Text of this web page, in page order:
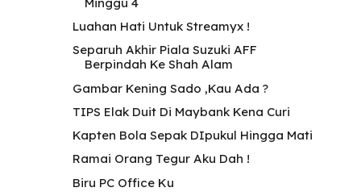
Luahan Hati Untuk Streamyx !
Separuh Akhir Piala Suzuki AFF
Berpindah Ke Shah Alam
Gambar Kening Sado ,Kau Ada ?
TIPS Elak Duit Di Maybank Kena Curi
Kapten Bola Sepak DIpukul Hingga Mati
Ramai Orang Tegur Aku Dah !
Biru PC Office Ku